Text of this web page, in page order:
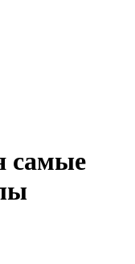
самые